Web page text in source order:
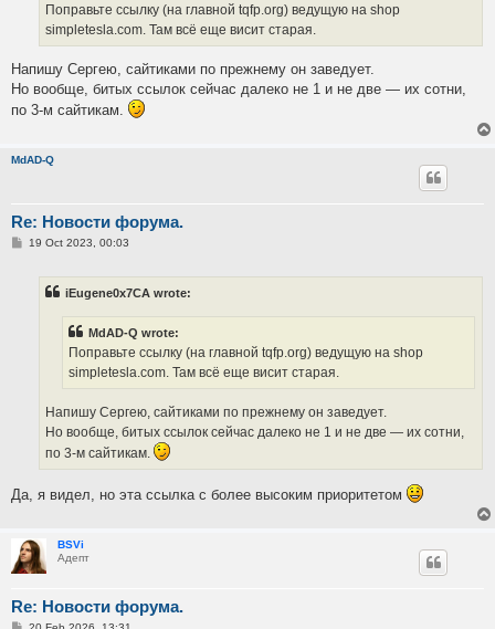
Поправьте ссылку (на главной tqfp.org) ведущую на shop
simpletesla.com. Там всё еще висит старая.
Напишу Сергею, сайтиками по прежнему он заведует.
Но вообще, битых ссылок сейчас далеко не 1 и не две — их сотни,
по 3-м сайтикам.
MdAD-Q
Re: Новости форума.
P19 Oct 2023, 00:03
iEugene0x7CA wrote:
MdAD-Q wrote:
Поправьте ссылку (на главной tqfp.org) ведущую на shop
simpletesla.com. Там всё еще висит старая.
Напишу Сергею, сайтиками по прежнему он заведует.
Но вообще, битых ссылок сейчас далеко не 1 и не две — их сотни,
по 3-м сайтикам.
Да, я видел, но эта ссылка с более высоким приоритетом
BSVi
Адепт
Re: Новости форума.
P